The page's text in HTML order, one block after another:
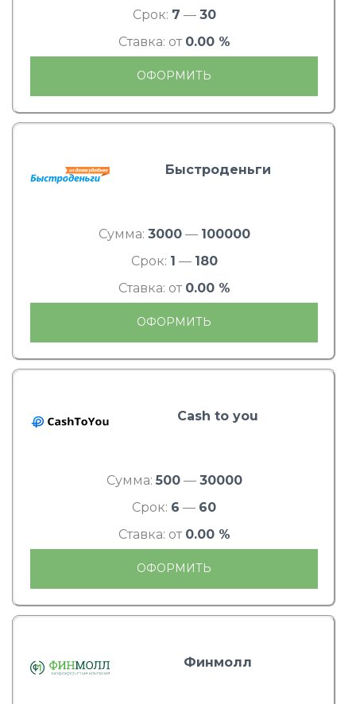
Срок: 7 — 30
Ставка: от 0.00 %
ОФОРМИТЬ
Быстроденьги
Сумма: 3000— 100000
Срок: 1 — 180
Ставка: от 0.00 %
ОФОРМИТЬ
Cash to you
Сумма: 500— 30000
Срок: 6 — 60
Ставка: от 0.00 %
ОФОРМИТЬ
Финмолл